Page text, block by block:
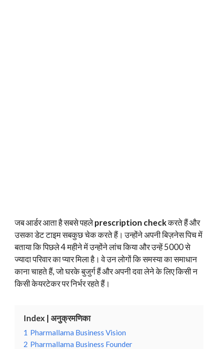
जब आर्डर आता है सबसे पहलेprescription checkकरते हैं और
उसका डेट टाइम सबकुछ चेक करते हैं। उन्होंने अपनी बिज़नेस पिच में
बताया कि पिछले 4 महीने में उन्होंने लांच किया और उन्हें 5000 से
ज्यादा परिवार का प्यार मिला है। वे उन लोगों कि समस्या का समाधान
काना चाहते हैं, जो घरके बुजुर्ग हैं और अपनी दवा लेने के लिए किसी न
किसी केयरटेकर पर निर्भर रहते हैं।
Index | अनुक्रमणिका
1 Pharmallama Business Vision
2 Pharmallama Business Founder